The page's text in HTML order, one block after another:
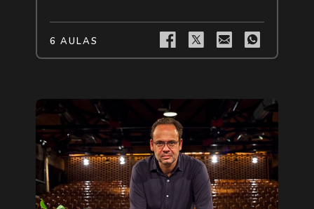
6 AULAS